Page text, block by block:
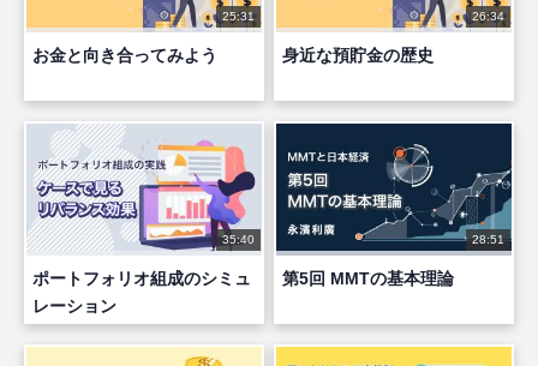
25:31
お金と向き合ってみよう
26:34
身近な預貯金の歴史
35:40
ポートフォリオ組成のシミュ
レーション
28:51
第5回 MMTの基本理論